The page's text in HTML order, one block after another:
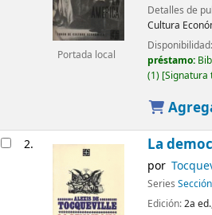
Portada local
Detalles de
Cultura
Disponibilidad:
préstamo:
(1) Signatura
2. La
por
Series
Edición:2a